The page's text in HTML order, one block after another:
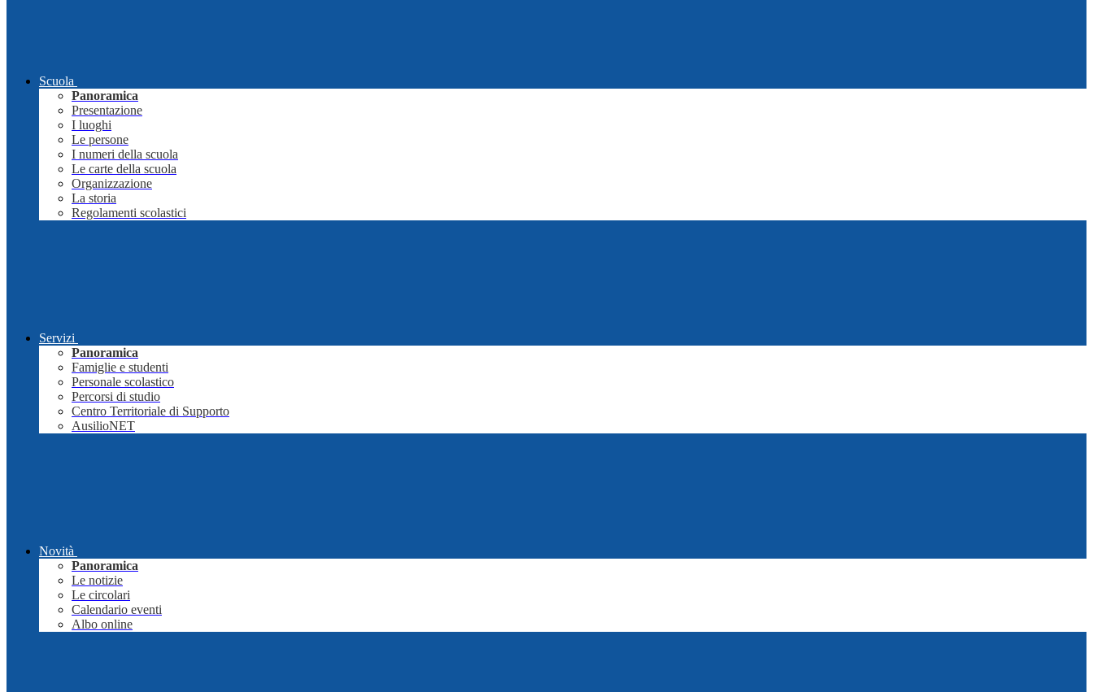
Scuola
Panoramica
Presentazione
I luoghi
Le persone
I numeri della scuola
Le carte della scuola
Organizzazione
La storia
Regolamenti scolastici
Servizi
Panoramica
Famiglie e studenti
Personale scolastico
Percorsi di studio
Centro Territoriale di Supporto
AusilioNET
Novità
Panoramica
Le notizie
Le circolari
Calendario eventi
Albo online